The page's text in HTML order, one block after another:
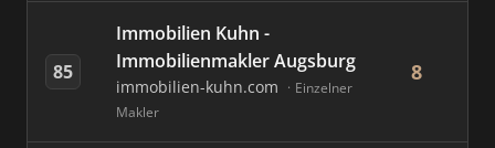
85
Immobilien Kuhn -
Immobilienmakler Augsburg
immobilien-kuhn.com
Einzelner
Makler
8